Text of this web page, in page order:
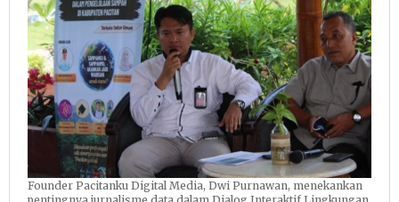
Founder Pacitanku Digital Media, Dwi Purnawan, menekankan